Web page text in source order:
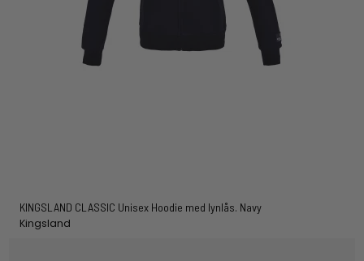
KINGSLAND CLASSIC Unisex Hoodie med lynlås. Navy
Kingsland